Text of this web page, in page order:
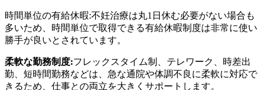
時間単位の有給休暇:不妊治療は丸1日休む必要がない場合も
多いため、時間単位で取得できる有給休暇制度は非常に使い
勝手が良いとされています。
柔軟な勤務制度:フレックスタイム制、テレワーク、時差出
勤、短時間勤務などは、急な通院や体調不良に柔軟に対応で
きるため、仕事との両立を大きくサポートします。